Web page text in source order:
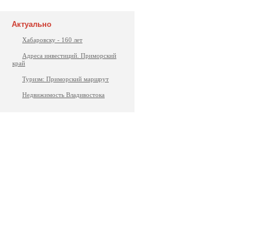
Актуально
Хабаровску - 160 лет
Адреса инвестиций. Приморский
край
Туризм: Приморский маршрут
Недвижимость Владивостока